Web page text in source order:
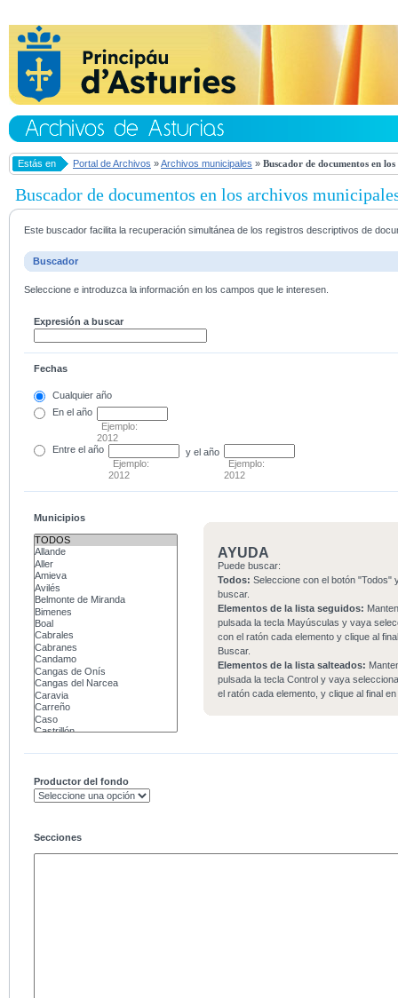
Estás en Portal de Archivos »Archivos municipales » Buscador de documentos en
Buscador de documentos en los archivos
Este buscador facilita la recuperación simultánea de los registros descriptivos de
Buscador
Seleccione e introduzca la información en los campos que le interesen.
Expresión a buscar
Fechas
Cualquier año
En el año
Ejemplo:
2012
Entre el año
Ejemplo:
2012
y el año
Ejemplo:
2012
Municipios
AYUDA
Puede buscar:
Todos: Seleccione con el botón "Todos"
buscar.
Elementos de la lista seguidos:
pulsada la tecla Mayúsculas y vaya
con el ratón cada elemento y clique al
Buscar.
Elementos de la lista salteados:
pulsada la tecla Control y vaya
el ratón cada elemento, y clique al final
Productor del fondo
Secciones